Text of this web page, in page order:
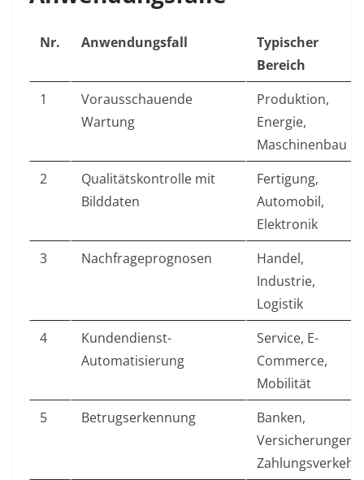
Nr. Anwendungsfall
Typischer
Bereich
1
Vorausschauende
Wartung
Produktion,
Energie,
Maschinenbau
2
Qualitätskontrolle mit
Bilddaten
Fertigung,
Automobil,
Elektronik
3
Nachfrageprognosen
Handel,
Industrie,
Logistik
4
Kundendienst-
Automatisierung
Service, E-
Commerce,
Mobilität
5
Betrugserkennung
Banken,
Versicherungen,
Zahlungsverkehr